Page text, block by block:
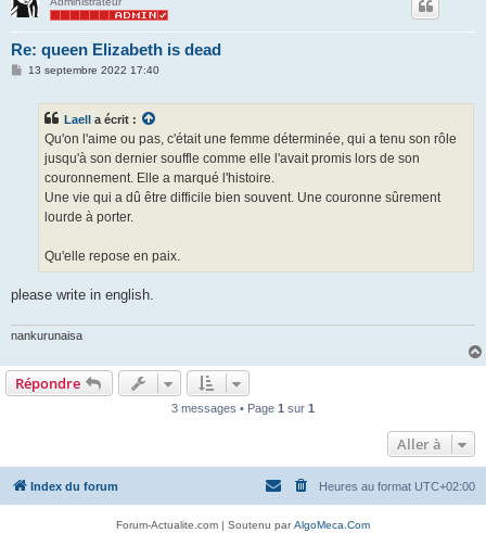
Re: queen Elizabeth is dead
M
13 septembre 2022 17:40
Laell a écrit :
Qu'on l'aime ou pas, c'était une femme déterminée, qui a tenu son rôle
jusqu'à son dernier souffle comme elle l'avait promis lors de son
couronnement. Elle a marqué l'histoire.
Une vie qui a dû être difficile bien souvent. Une couronne sûrement
lourde à porter.
Qu'elle repose en paix.
please write in english.
nankurunaisa
Répondre
3 messages • Page 1 sur 1
Aller à
Index du forum Heures au format UTC+02:00
Forum-Actualite.com | Soutenu parAlgoMeca.Com